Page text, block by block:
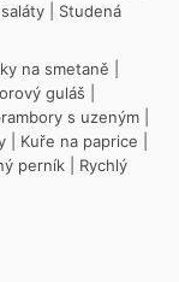
Studená
na smetaně
guláš
s uzeným
Kuře na paprice
perník
Rychlý